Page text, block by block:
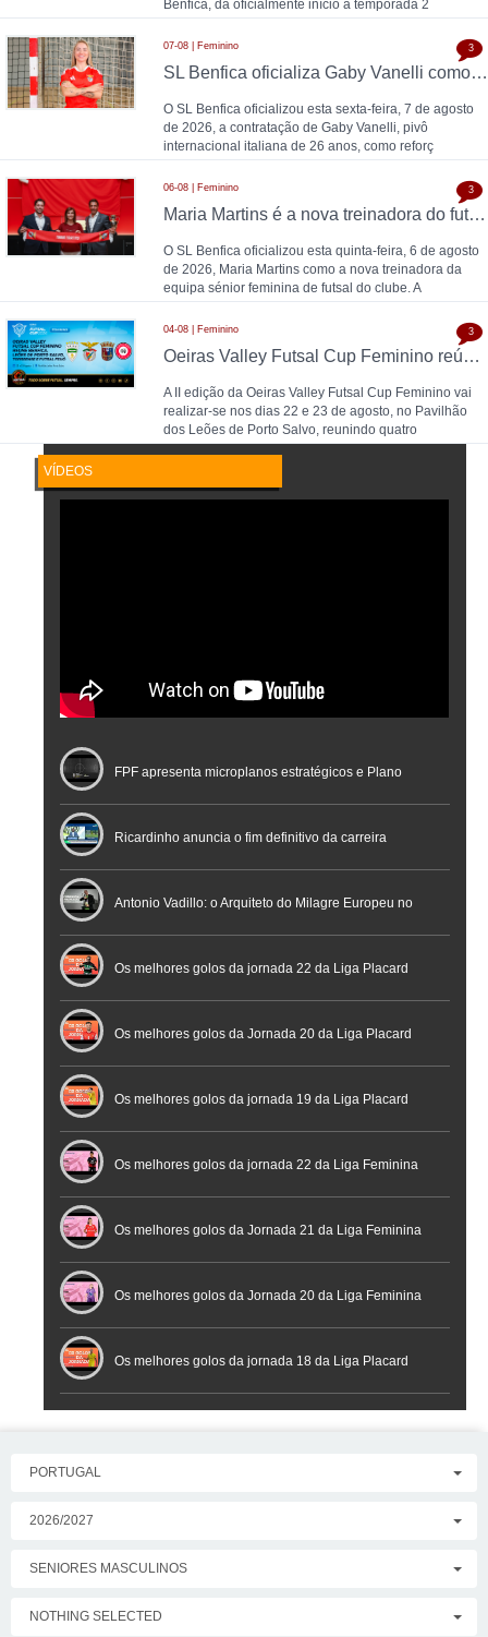
Benfica, dá oficialmente início à temporada 2
07-08 | Feminino
SL Benfica oficializa Gaby Vanelli como reforço para 2026/27: pivô internacional italiana chega da AS Roma, conforme a Zona Técnica Futsal já havia avançado
O SL Benfica oficializou esta sexta-feira, 7 de agosto
de 2026, a contratação de Gaby Vanelli, pivô
internacional italiana de 26 anos, como reforç
3
06-08 | Feminino
Maria Martins é a nova treinadora do futsal feminino do SL Benfica: contrato válido até 2028 com as campeãs nacionais
O SL Benfica oficializou esta quinta-feira, 6 de agosto
de 2026, Maria Martins como a nova treinadora da
equipa sénior feminina de futsal do clube. A
3
04-08 | Feminino
Oeiras Valley Futsal Cup Feminino reúne Benfica, Leões de Porto Salvo, Torreense e Futsal Feijó
A II edição da Oeiras Valley Futsal Cup Feminino vai
realizar-se nos dias 22 e 23 de agosto, no Pavilhão
dos Leões de Porto Salvo, reunindo quatro
3
VÍDEOS
FPF apresenta microplanos estratégicos e Plano
Nacional de Arbitragem
Ricardinho anuncia o fim definitivo da carreira
profissional em conferência histórica na Cidade do
Futebol
Antonio Vadillo: o Arquiteto do Milagre Europeu no
Futsal | Documentário
Os melhores golos da jornada 22 da Liga Placard
Os melhores golos da Jornada 20 da Liga Placard
Futsal
Os melhores golos da jornada 19 da Liga Placard
Os melhores golos da jornada 22 da Liga Feminina
Placard
Os melhores golos da Jornada 21 da Liga Feminina
Placard
Os melhores golos da Jornada 20 da Liga Feminina
Placard
Os melhores golos da jornada 18 da Liga Placard
PORTUGAL
2026/2027
SENIORES MASCULINOS
NOTHING SELECTED